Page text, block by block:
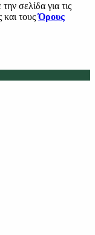
σελίδα για τις
και τουςΌρους